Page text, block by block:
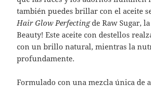
también puedes brillar con el aceite
Hair Glow Perfectingde Raw Sugar,
Beauty! Este aceite con destellos
con un brillo natural, mientras la
profundamente.
Formulado con una mezcla única de